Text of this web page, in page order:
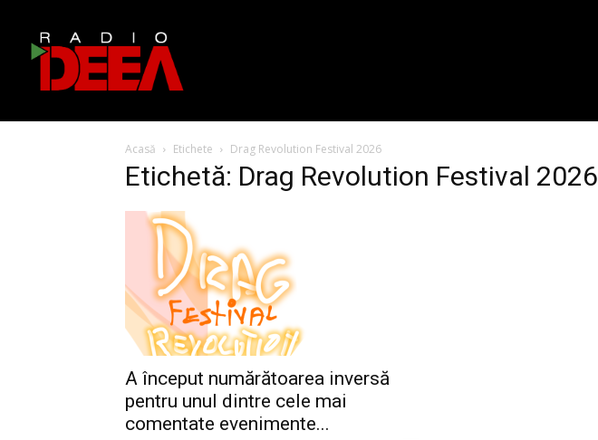
Acasă Etichete Drag Revolution Festival 2026
Etichetă: Drag Revolution Festival 2026
A început numărătoarea inversă
pentru unul dintre cele mai
comentate evenimente...